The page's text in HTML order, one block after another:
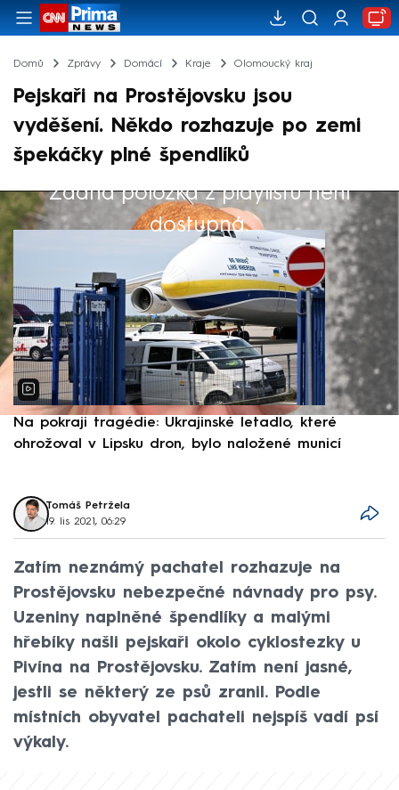
Domů Zprávy Domácí Kraje Olomoucký kraj
Pejskaři na Prostějovsku jsou
vyděšení. Někdo rozhazuje po zemi
špekáčky plné špendlíků
Žádná položka z playlistu není
dostupná.
Výběr redakce
Na pokraji tragédie: Ukrajinské letadlo, které
ohrožoval v Lipsku dron, bylo naložené municí
Tomáš Petržela
19. lis 2021, 06:29
Zatím neznámý pachatel rozhazuje na
Prostějovsku nebezpečné návnady pro psy.
Uzeniny naplněné špendlíky a malými
hřebíky našli pejskaři okolo cyklostezky u
Pivína na Prostějovsku. Zatím není jasné,
jestli se některý ze psů zranil. Podle
místních obyvatel pachateli nejspíš vadí psí
výkaly.